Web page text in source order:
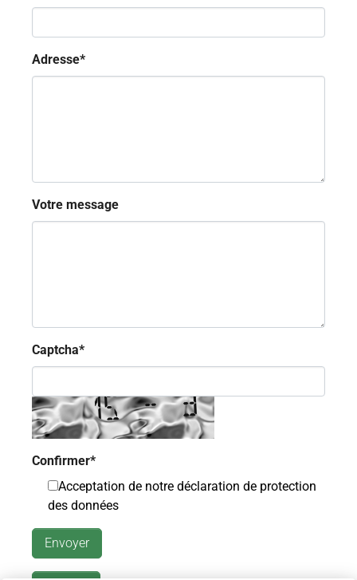
Adresse*
Votre message
Captcha*
Confirmer*
Acceptation de notre déclaration de protection
des données